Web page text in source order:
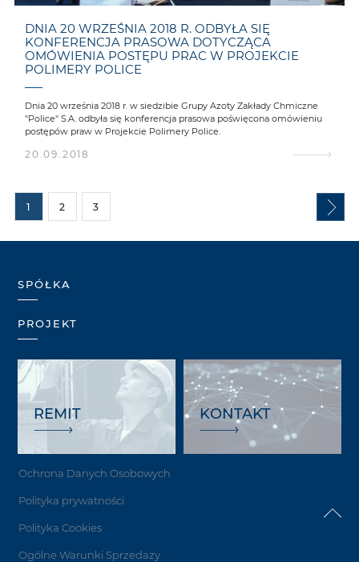
DNIA 20 WRZEŚNIA 2018 R. ODBYŁA SIĘ
KONFERENCJA PRASOWA DOTYCZĄCA
OMÓWIENIA POSTĘPU PRAC W PROJEKCIE
POLIMERY POLICE
Dnia 20 września 2018 r. w siedzibie Grupy Azoty Zakłady Chmiczne
"Police" S.A. odbyła się konferencja prasowa poświęcona omówieniu
postępów praw w Projekcie Polimery Police.
20.09.2018
1 2 3
SPÓŁKA
PROJEKT
REMIT KONTAKT
Ochrona Danych Osobowych
Polityka prywatności
Polityka Cookies
Ogólne Warunki Sprzedaży